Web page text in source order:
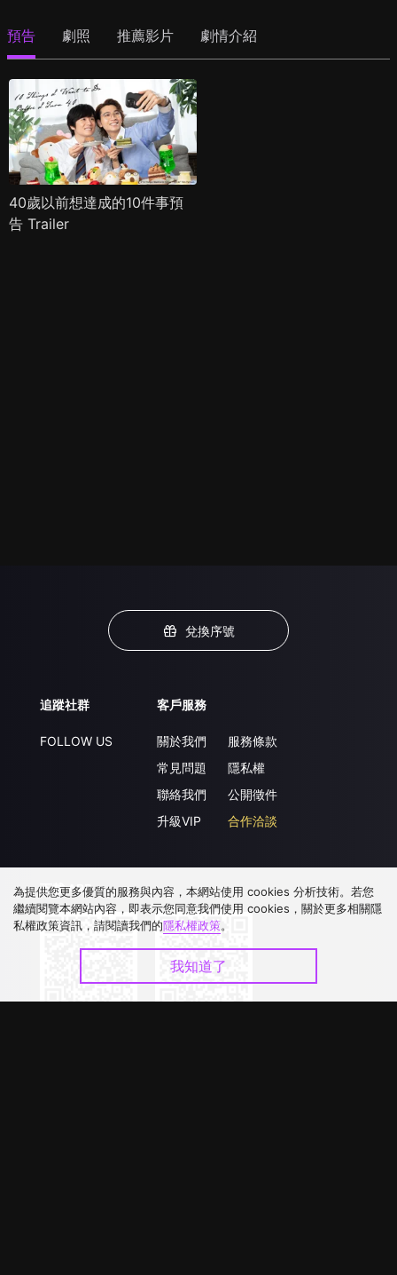
預告 劇照 推薦影片 劇情介紹
40歲以前想達成的10件事預
告 Trailer
兌換序號
追蹤社群
FOLLOW US
客戶服務
關於我們
常見問題
聯絡我們
升級VIP
服務條款
隱私權
公開徵件
合作洽談
下載 APP
為提供您更多優質的服務與內容，本網站使用 cookies 分析技術。若您
繼續閱覽本網站內容，即表示您同意我們使用 cookies，關於更多相關隱
私權政策資訊，請閱讀我們的隱私權政策。
我知道了